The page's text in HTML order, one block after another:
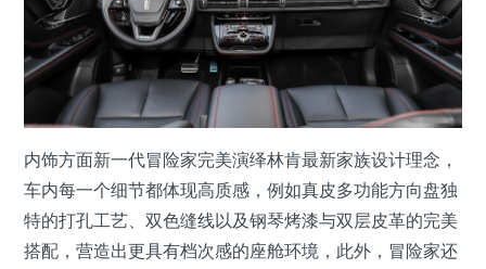
内饰方面新一代冒险家完美演绎林肯最新家族设计理念，
车内每一个细节都体现高质感，例如真皮多功能方向盘独
特的打孔工艺、双色缝线以及钢琴烤漆与双层皮革的完美
搭配，营造出更具有档次感的座舱环境，此外，冒险家还